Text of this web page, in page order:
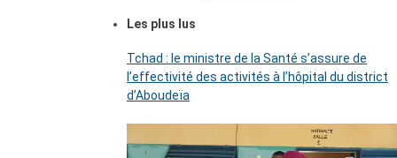
Les plus lus
Tchad : le ministre de la Santé s’assure de
l’effectivité des activités à l’hôpital du district
d’Aboudeïa